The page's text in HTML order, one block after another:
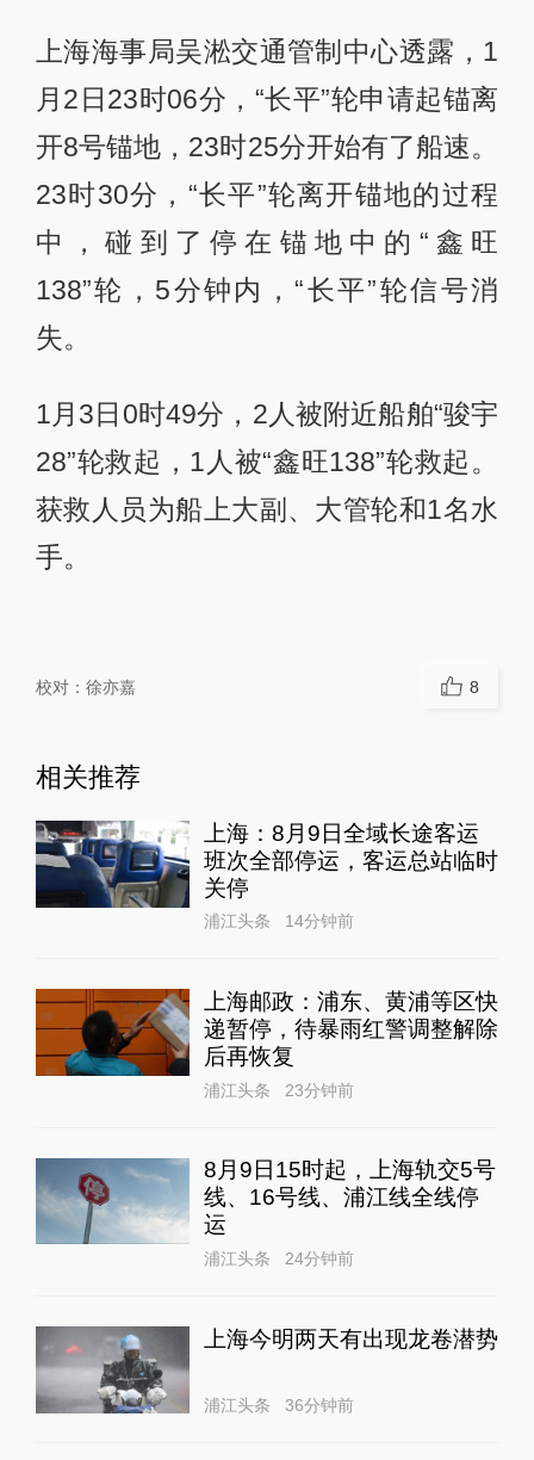
上海海事局吴淞交通管制中心透露，1
月2日23时06分，“长平”轮申请起锚离
开8号锚地，23时25分开始有了船速。
23时30分，“长平”轮离开锚地的过程
中，碰到了停在锚地中的“鑫旺
138”轮，5分钟内，“长平”轮信号消
失。
1月3日0时49分，2人被附近船舶“骏宇
28”轮救起，1人被“鑫旺138”轮救起。
获救人员为船上大副、大管轮和1名水
手。
校对： 徐亦嘉 8
相关推荐
上海：8月9日全域长途客运
班次全部停运，客运总站临时
关停
浦江头条 14分钟前
上海邮政：浦东、黄浦等区快
递暂停，待暴雨红警调整解除
后再恢复
浦江头条 23分钟前
8月9日15时起，上海轨交5号
线、16号线、浦江线全线停
运
浦江头条 24分钟前
上海今明两天有出现龙卷潜势
浦江头条 36分钟前